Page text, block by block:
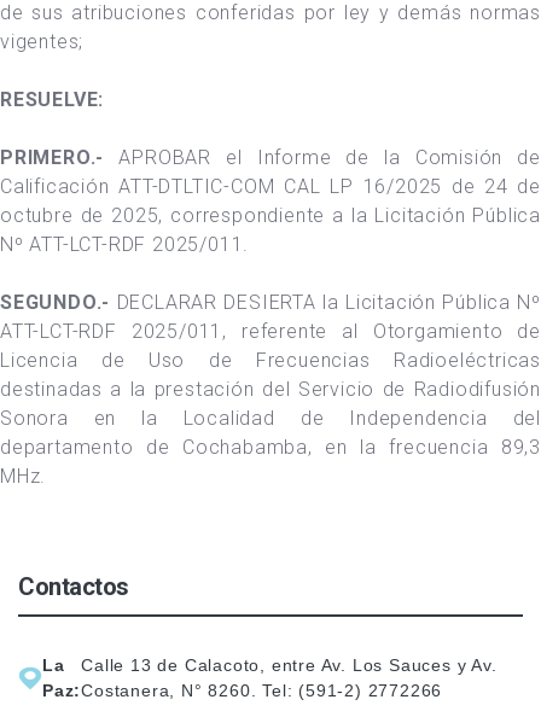
de sus atribuciones conferidas por ley y demás normas
vigentes;
RESUELVE:
PRIMERO.-APROBAR el Informe de la Comisión de
Calificación ATT-DTLTIC-COM CAL LP 16/2025 de 24 de
octubre de 2025, correspondiente a la Licitación Pública
Nº ATT-LCT-RDF 2025/011.
SEGUNDO.- DECLARAR DESIERTA la Licitación Pública Nº
ATT-LCT-RDF 2025/011, referente al Otorgamiento de
Licencia de Uso de Frecuencias Radioeléctricas
destinadas a la prestación del Servicio de Radiodifusión
Sonora en la Localidad de Independencia del
departamento de Cochabamba, en la frecuencia 89,3
MHz.
Contactos
La
Paz:
Calle 13 de Calacoto, entre Av. Los Sauces y Av.
Costanera, N° 8260. Tel: (591-2) 2772266